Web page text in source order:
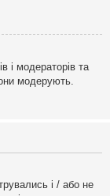
і модераторів та
модерують.
і / або не